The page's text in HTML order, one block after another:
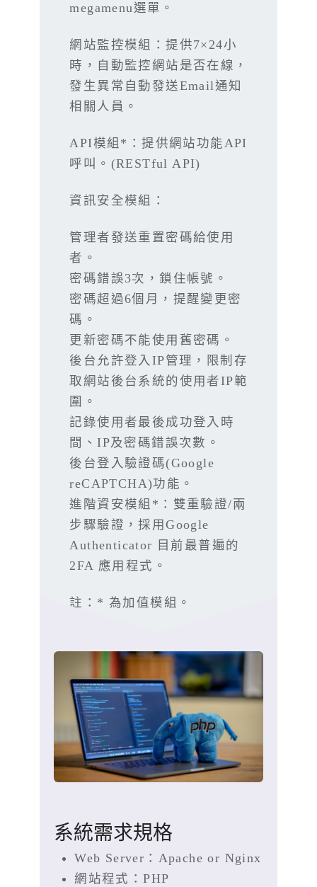
megamenu選單。
網站監控模組：提供7×24小
時，自動監控網站是否在線，
發生異常自動發送Email通知
相關人員。
API模組*：提供網站功能API
呼叫。(RESTful API)
資訊安全模組：
管理者發送重置密碼給使用
者。
密碼錯誤3次，鎖住帳號。
密碼超過6個月，提醒變更密
碼。
更新密碼不能使用舊密碼。
後台允許登入IP管理，限制存
取網站後台系統的使用者IP範
圍。
記錄使用者最後成功登入時
間、IP及密碼錯誤次數。
後台登入驗證碼(Google
reCAPTCHA)功能。
進階資安模組*：雙重驗證/兩
步驟驗證，採用Google
Authenticator 目前最普遍的
2FA 應用程式。
註：* 為加值模組。
系統需求規格
Web Server：Apache or Nginx
網站程式：PHP